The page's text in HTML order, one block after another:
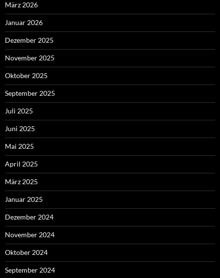
März 2026
Januar 2026
Dezember 2025
November 2025
Oktober 2025
September 2025
Juli 2025
Juni 2025
Mai 2025
April 2025
März 2025
Januar 2025
Dezember 2024
November 2024
Oktober 2024
September 2024